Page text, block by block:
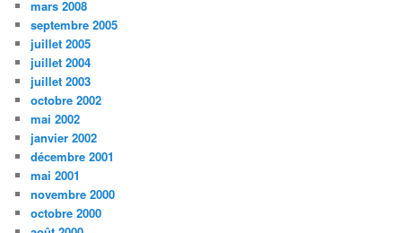
mars 2008
septembre 2005
juillet 2005
juillet 2004
juillet 2003
octobre 2002
mai 2002
janvier 2002
décembre 2001
mai 2001
novembre 2000
octobre 2000